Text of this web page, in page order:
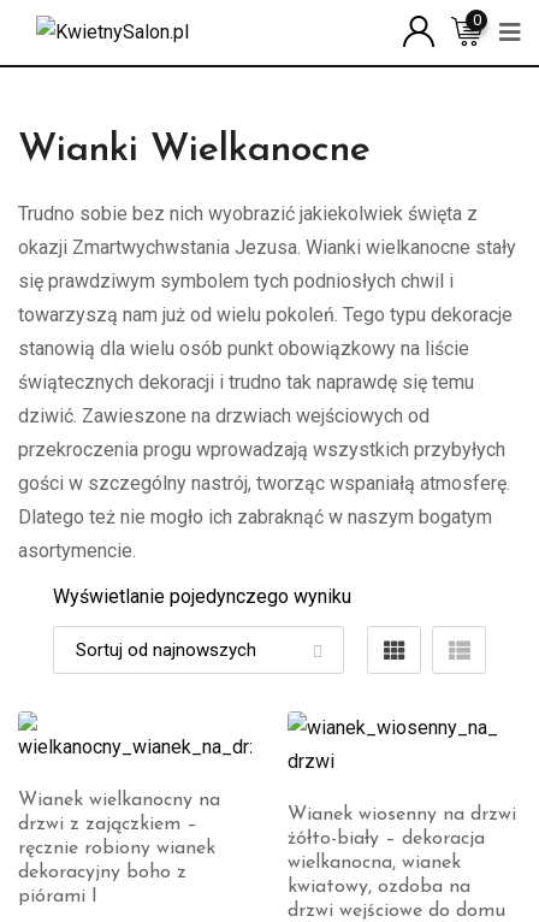
0
Wianki Wielkanocne
Trudno sobie bez nich wyobrazić jakiekolwiek święta z
okazji Zmartwychwstania Jezusa. Wianki wielkanocne stały
się prawdziwym symbolem tych podniosłych chwil i
towarzyszą nam już od wielu pokoleń. Tego typu dekoracje
stanowią dla wielu osób punkt obowiązkowy na liście
świątecznych dekoracji i trudno tak naprawdę się temu
dziwić. Zawieszone na drzwiach wejściowych od
przekroczenia progu wprowadzają wszystkich przybyłych
gości w szczególny nastrój, tworząc wspaniałą atmosferę.
Dlatego też nie mogło ich zabraknąć w naszym bogatym
asortymencie.
Wyświetlanie pojedynczego wyniku
Wianek wielkanocny na
drzwi z zajączkiem –
ręcznie robiony wianek
dekoracyjny boho z
piórami I
Wianek wiosenny na drzwi
żółto-biały – dekoracja
wielkanocna, wianek
kwiatowy, ozdoba na
drzwi wejściowe do domu